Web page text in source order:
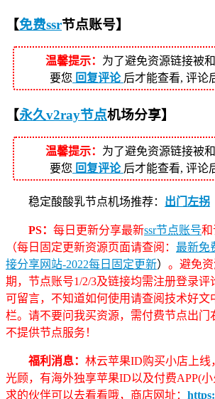
【免费ssr节点账号】
温馨提示： 为了避免资源链接被
要您 回复评论 后才能查看, 评论
【永久v2ray节点机场分享】
温馨提示： 为了避免资源链接被
要您 回复评论 后才能查看, 评论
稳定酸酸乳节点机场推荐： 出门左拐
PS： 每日更新分享最新ssr节点账号和
（每日固定更新资源页面请查阅： 最新免
接分享网站-2022每日固定更新） 。避免
期，节点账号1/2/3及链接均需注册登录评
可留言，不知道如何使用请查阅技术好文
栏。请不要问我买资源，需付费节点出门
不提供节点服务！
福利消息： 林云苹果ID购买小店上线
光顾，有海外独享苹果ID以及付费APP(
求的伙伴可以去看看哦，商店网址：